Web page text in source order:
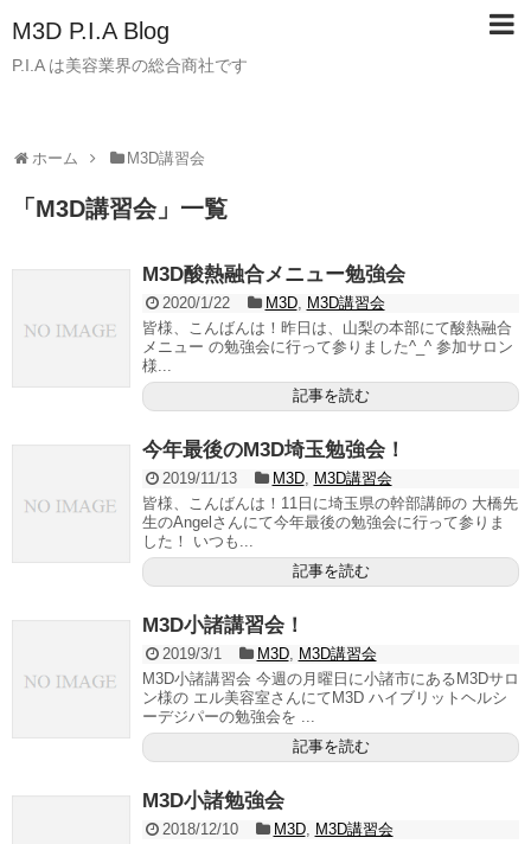
M3D P.I.A Blog
P.I.A は美容業界の総合商社です
ホーム M3D講習会
「 M3D講習会」 一覧
M3D酸熱融合メニュー勉強会
2020/1/22 M3D, M3D講習会
皆様、こんばんは！昨日は、山梨の本部にて酸熱融合
メニュー の勉強会に行って参りました^_^ 参加サロン
様...
記事を読む
今年最後のM3D埼玉勉強会！
2019/11/13 M3D, M3D講習会
皆様、こんばんは！11日に埼玉県の幹部講師の 大橋先
生のAngelさんにて今年最後の勉強会に行って参りま
した！ いつも...
記事を読む
M3D小諸講習会！
2019/3/1 M3D, M3D講習会
M3D小諸講習会 今週の月曜日に小諸市にあるM3Dサロ
ン様の エル美容室さんにてM3D ハイブリットヘルシ
ーデジパーの勉強会を ...
記事を読む
M3D小諸勉強会
2018/12/10 M3D, M3D講習会